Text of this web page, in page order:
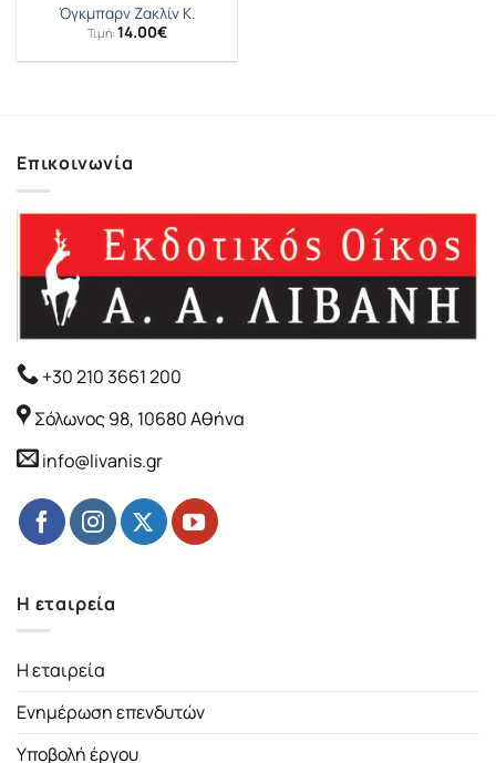
Όγκμπαρν Ζακλίν Κ.
Τιμή: 14.00€
Επικοινωνία
+30 210 3661 200
Σόλωνος 98, 10680 Αθήνα
info@livanis.gr
Η εταιρεία
Η εταιρεία
Ενημέρωση επενδυτών
Υποβολή έργου